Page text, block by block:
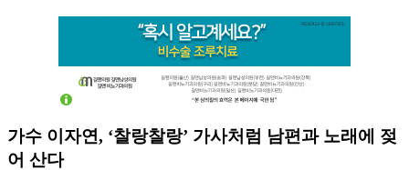
가수 이자연, ‘찰랑찰랑’ 가사처럼 남편과 노래에 젖
어 산다